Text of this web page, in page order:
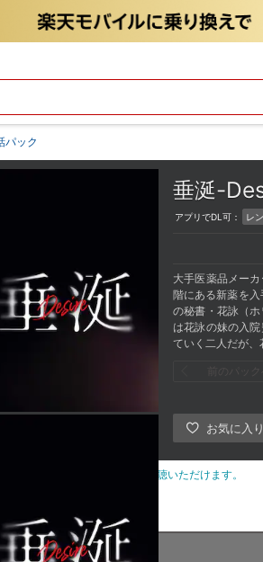
パック
垂涎-
アプリでDL可： レ
大手医薬品メー
階にある新薬を
の秘書・花詠（
は花詠の妹の入
ていく二人だが、
前のパッ
作品配信中は、何度でもご視聴いただけます。